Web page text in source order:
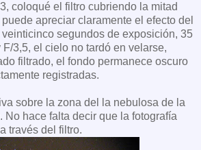
coloqué el filtro cubriendo la mitad
apreciar claramente el efecto del
segundos de exposición, 35
3,5, el cielo no tardó en velarse,
filtrado, el fondo permanece oscuro
registradas.
sobre la zona del la nebulosa de la
No hace falta decir que la fotografía
través del filtro.